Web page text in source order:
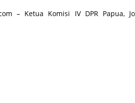
– Ketua Komisi IV DPR Papua,